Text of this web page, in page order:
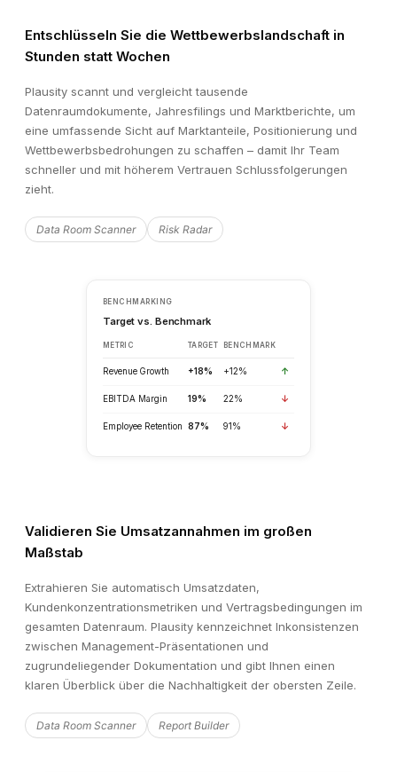
Entschlüsseln Sie die Wettbewerbslandschaft in
Stunden statt Wochen
Plausity scannt und vergleicht tausende
Datenraumdokumente, Jahresfilings und Marktberichte, um
eine umfassende Sicht auf Marktanteile, Positionierung und
Wettbewerbsbedrohungen zu schaffen – damit Ihr Team
schneller und mit höherem Vertrauen Schlussfolgerungen
zieht.
Data Room Scanner Risk Radar
Validieren Sie Umsatzannahmen im großen
Maßstab
Extrahieren Sie automatisch Umsatzdaten,
Kundenkonzentrationsmetriken und Vertragsbedingungen im
gesamten Datenraum. Plausity kennzeichnet Inkonsistenzen
zwischen Management-Präsentationen und
zugrundeliegender Dokumentation und gibt Ihnen einen
klaren Überblick über die Nachhaltigkeit der obersten Zeile.
Data Room Scanner Report Builder